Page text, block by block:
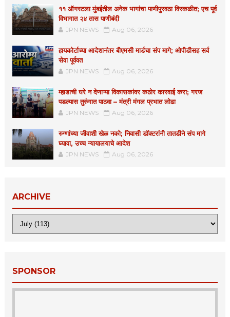
११ ऑगस्टला मुंबईतील अनेक भागांचा पाणीपुरवठा विस्कळीत; एच पूर्व
विभागात २४ तास पाणीबंदी
JPN NEWS Aug 06, 2026
हायकोर्टाच्या आदेशानंतर बीएमसी मार्डचा संप मागे; ओपीडीसह सर्व
सेवा पूर्ववत
JPN NEWS Aug 06, 2026
म्हाडाची घरे न देणाऱ्या विकासकांवर कठोर कारवाई करा; गरज
पडल्यास तुरुंगात पाठवा – मंत्री मंगल प्रभात लोढा
JPN NEWS Aug 06, 2026
रुग्णांच्या जीवाशी खेळ नको; निवासी डॉक्टरांनी तातडीने संप मागे
घ्यावा, उच्च न्यायालयाचे आदेश
JPN NEWS Aug 06, 2026
ARCHIVE
SPONSOR